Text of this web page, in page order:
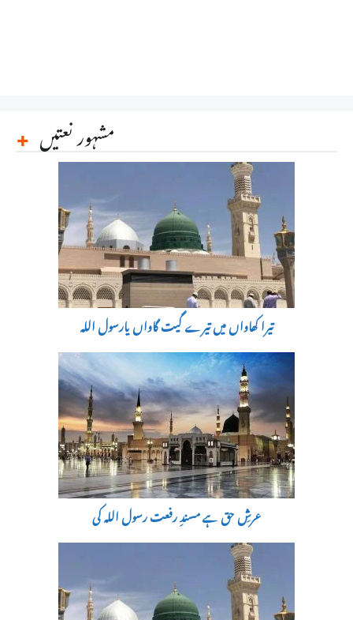
مشہور نعتیں
تیرا کھاواں میں تیرے گیت گاواں یارسول اللہ
عرشِ حق ہے مسندِ رفعت رسول اللہ کی